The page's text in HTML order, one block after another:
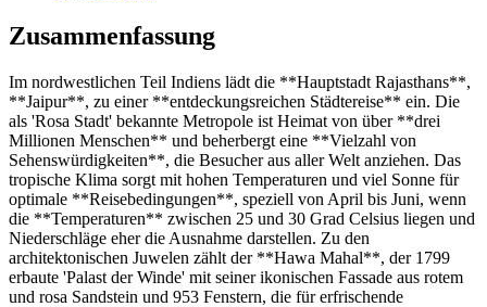
Zusammenfassung
Im nordwestlichen Teil Indiens lädt die **Hauptstadt Rajasthans**,
**Jaipur**, zu einer **entdeckungsreichen Städtereise** ein. Die
als 'Rosa Stadt' bekannte Metropole ist Heimat von über **drei
Millionen Menschen** und beherbergt eine **Vielzahl von
Sehenswürdigkeiten**, die Besucher aus aller Welt anziehen. Das
tropische Klima sorgt mit hohen Temperaturen und viel Sonne für
optimale **Reisebedingungen**, speziell von April bis Juni, wenn
die **Temperaturen** zwischen 25 und 30 Grad Celsius liegen und
Niederschläge eher die Ausnahme darstellen. Zu den
architektonischen Juwelen zählt der **Hawa Mahal**, der 1799
erbaute 'Palast der Winde' mit seiner ikonischen Fassade aus rotem
und rosa Sandstein und 953 Fenstern, die für erfrischende